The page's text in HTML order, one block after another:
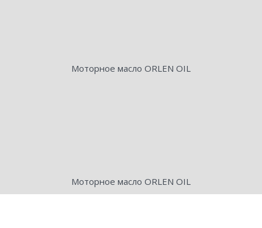
Моторное масло ORLEN OIL
Моторное масло ORLEN OIL